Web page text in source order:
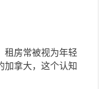
租房常被视为年轻
加拿大，这个认知